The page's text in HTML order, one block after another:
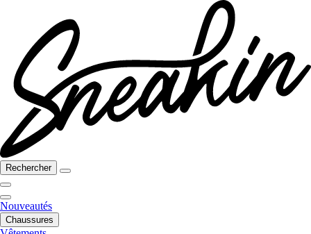
Rechercher
Nouveautés
Chaussures